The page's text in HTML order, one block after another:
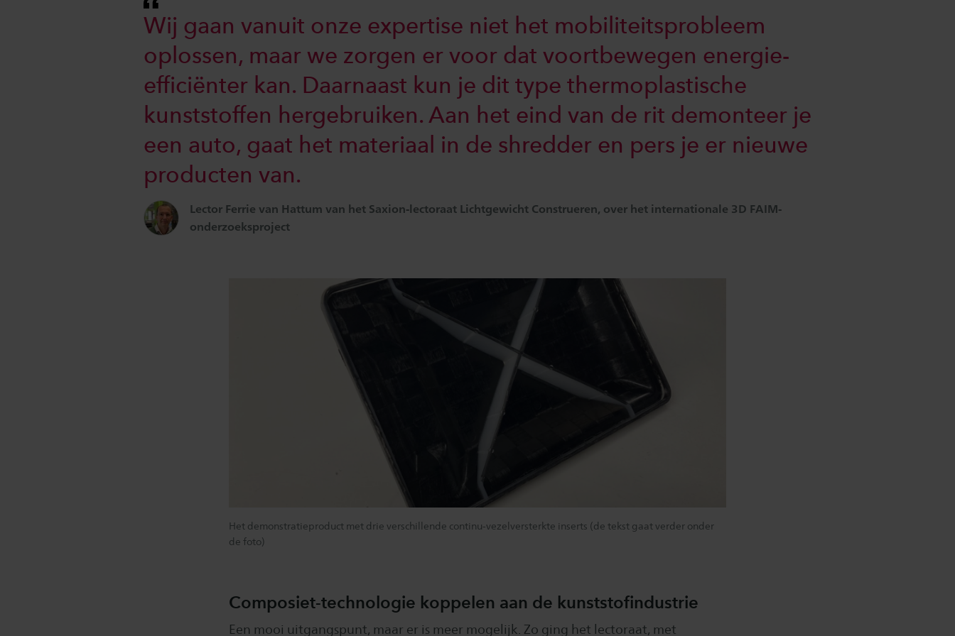
Wij gaan vanuit onze expertise niet het mobiliteitsprobleem
oplossen, maar we zorgen er voor dat voortbewegen energie-
efficiënter kan. Daarnaast kun je dit type thermoplastische
kunststoffen hergebruiken. Aan het eind van de rit demonteer je
een auto, gaat het materiaal in de shredder en pers je er nieuwe
producten van.
Lector Ferrie van Hattum van het Saxion-lectoraat Lichtgewicht Construeren, over het internationale 3D FAIM-
onderzoeksproject
Het demonstratieproduct met drie verschillende continu-vezelversterkte inserts (de tekst gaat verder onder
de foto)
Composiet-technologie koppelen aan de kunststofindustrie
Een mooi uitgangspunt, maar er is meer mogelijk. Zo ging het lectoraat, met